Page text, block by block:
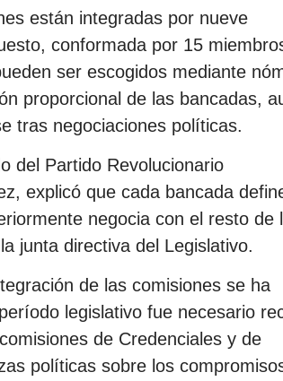
están integradas por nueve
conformada por 15
ser escogidos mediante
proporcional de las bancadas,
tras negociaciones políticas.
del Partido Revolucionario
explicó que cada bancada
negocia con el resto de
junta directiva del Legislativo.
de las comisiones se ha
legislativo fue necesario
de Credenciales y de
políticas sobre los